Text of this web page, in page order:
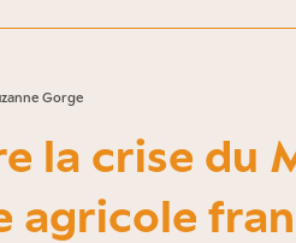
Gorge
la crise du
agricole